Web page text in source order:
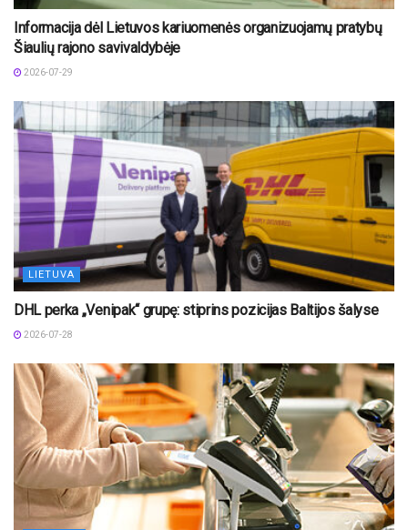
Informacija dėl Lietuvos kariuomenės organizuojamų pratybų
Šiaulių rajono savivaldybėje
2026-07-29
LIETUVA
DHL perka „Venipak“ grupę: stiprins pozicijas Baltijos šalyse
2026-07-28